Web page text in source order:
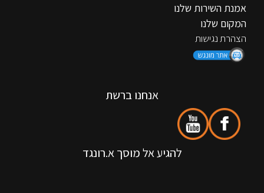
אמנת השירות שלנו
המקום שלנו
הצהרת נגישות
אנחנו ברשת
להגיע אל מוסך א.רונגד